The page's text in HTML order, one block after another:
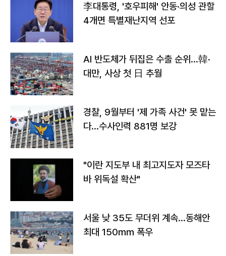
李대통령, '호우피해' 안동·의성 관할
4개면 특별재난지역 선포
AI 반도체가 뒤집은 수출 순위…韓·
대만, 사상 첫 日 추월
경찰, 9월부터 '제 가족 사건' 못 맡는
다…수사인력 881명 보강
"이란 지도부 내 최고지도자 모즈타
바 위독설 확산"
서울 낮 35도 무더위 계속…동해안
최대 150㎜ 폭우